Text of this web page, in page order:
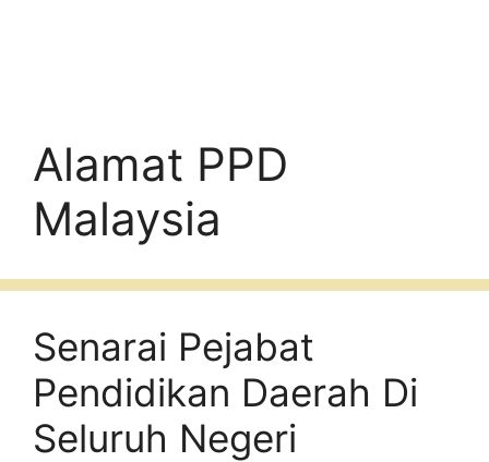
Alamat PPD
Malaysia
Senarai Pejabat
Pendidikan Daerah Di
Seluruh Negeri